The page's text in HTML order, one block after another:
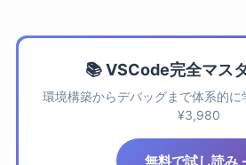
📚 VSCode完全マス
環境構築からデバッグまで体系的
¥3,980
無料で試し読み